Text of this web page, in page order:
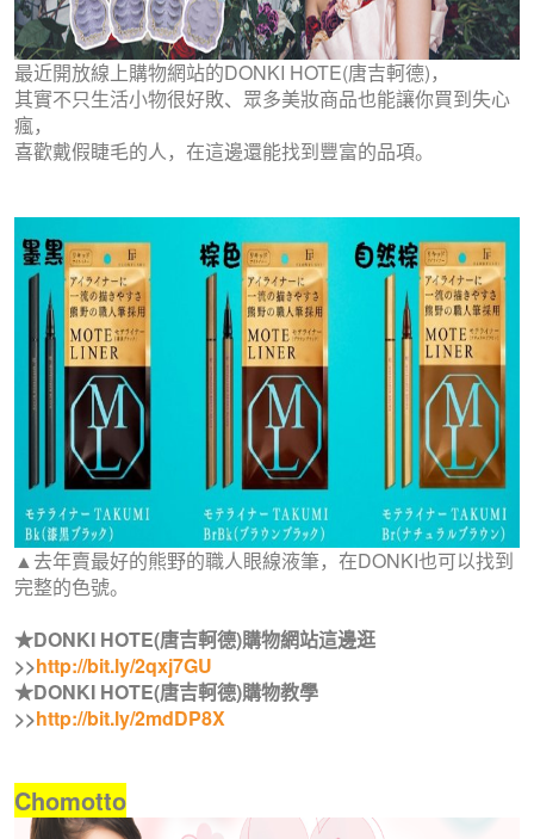
最近開放線上購物網站的DONKI HOTE(唐吉軻德)，
其實不只生活小物很好敗、眾多美妝商品也能讓你買到失心
瘋，
喜歡戴假睫毛的人，在這邊還能找到豐富的品項。
▲去年賣最好的熊野的職人眼線液筆，在DONKI也可以找到
完整的色號。
★DONKI HOTE(唐吉軻德)購物網站這邊逛
>>http://bit.ly/2qxj7GU
★DONKI HOTE(唐吉軻德)購物教學
>>http://bit.ly/2mdDP8X
Chomotto